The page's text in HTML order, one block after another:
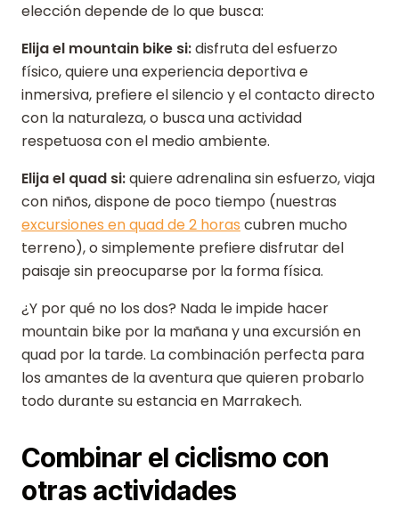
elección depende de lo que busca:
Elija el mountain bike si:disfruta del esfuerzo
físico, quiere una experiencia deportiva e
inmersiva, prefiere el silencio y el contacto directo
con la naturaleza, o busca una actividad
respetuosa con el medio ambiente.
Elija el quad si:quiere adrenalina sin esfuerzo, viaja
con niños, dispone de poco tiempo (nuestras
excursiones en quad de 2 horas cubren mucho
terreno), o simplemente prefiere disfrutar del
paisaje sin preocuparse por la forma física.
¿Y por qué no los dos? Nada le impide hacer
mountain bike por la mañana y una excursión en
quad por la tarde. La combinación perfecta para
los amantes de la aventura que quieren probarlo
todo durante su estancia en Marrakech.
Combinar el ciclismo con
otras actividades